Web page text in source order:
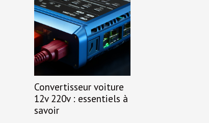
Convertisseur voiture
12v 220v : essentiels à
savoir